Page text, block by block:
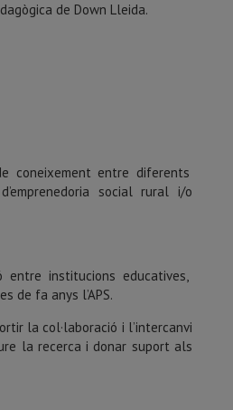
de Down Lleida.
coneixement entre diferents
social rural i/o
entre institucions educatives,
de fa anys l’APS.
la col·laboració i l’intercanvi
la recerca i donar suport als